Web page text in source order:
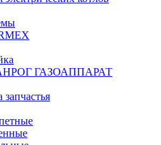
ГАЗОАППАРАТ